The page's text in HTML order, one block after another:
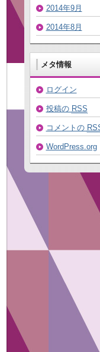
2014年9月
2014年8月
メタ情報
ログイン
投稿の RSS
コメントの
WordPress.org